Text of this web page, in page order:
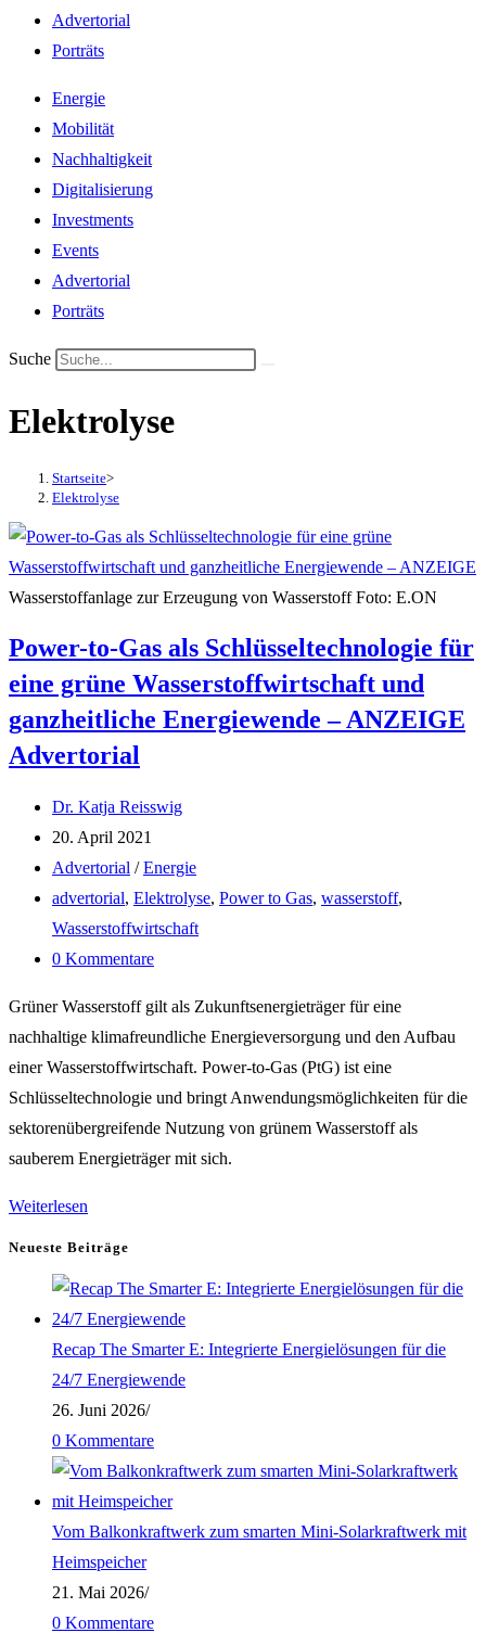
Advertorial
Porträts
Energie
Mobilität
Nachhaltigkeit
Digitalisierung
Investments
Events
Advertorial
Porträts
Suche
Elektrolyse
Startseite>
Elektrolyse
Wasserstoffanlage zur Erzeugung von Wasserstoff Foto: E.ON
Power-to-Gas als Schlüsseltechnologie für
eine grüne Wasserstoffwirtschaft und
ganzheitliche Energiewende – ANZEIGE
Advertorial
Beitrags-
Autor:
Dr. Katja Reisswig
Beitrag
veröffentlicht:
20. April 2021
Beitrags-
Kategorie:
Advertorial / Energie
Post
tag:
advertorial, Elektrolyse, Power to Gas, wasserstoff,
Wasserstoffwirtschaft
Beitrags-
0 Kommentare
Grüner Wasserstoff gilt als Zukunftsenergieträger für eine
nachhaltige klimafreundliche Energieversorgung und den Aufbau
einer Wasserstoffwirtschaft. Power-to-Gas (PtG) ist eine
Schlüsseltechnologie und bringt Anwendungsmöglichkeiten für die
sektorenübergreifende Nutzung von grünem Wasserstoff als
sauberem Energieträger mit sich.
Weiterlesen
als
Schlüsseltechnologie
für
eine
grüne
Wasserstoffwirtschaft
und
ganzheitliche
Energiewende
–
ANZEIGE
Neueste Beiträge
Recap The Smarter E: Integrierte Energielösungen für die
24/7 Energiewende
26. Juni 2026/
0 Kommentare
Vom Balkonkraftwerk zum smarten Mini-Solarkraftwerk mit
Heimspeicher
21. Mai 2026/
0 Kommentare